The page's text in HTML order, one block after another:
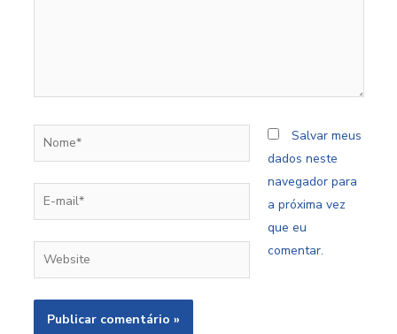
Nome*
E-
mail*
Website
Salvar meus
dados neste
navegador para
a próxima vez
que eu
comentar.